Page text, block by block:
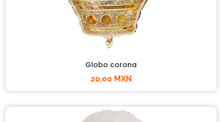
Globo corona
20,00 MXN